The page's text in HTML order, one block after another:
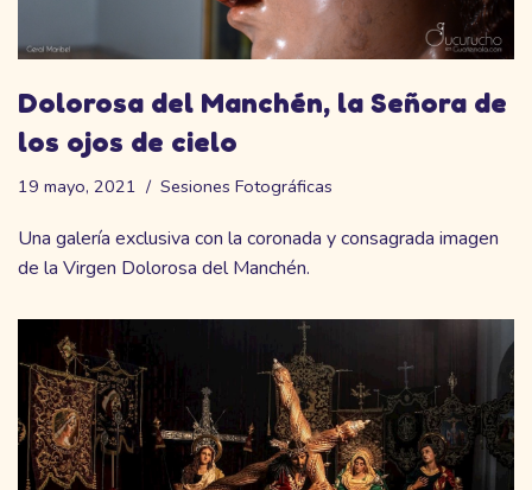
Dolorosa del Manchén, la Señora de
los ojos de cielo
19 mayo, 2021 Sesiones Fotográficas
Una galería exclusiva con la coronada y consagrada imagen
de la Virgen Dolorosa del Manchén.